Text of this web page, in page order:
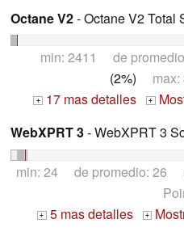
Octane V2- Octane V2 Total
min: 2411 de
(2%) max:
+ 17 mas detalles +
WebXPRT 3- WebXPRT 3
min: 24 de promedio: 26
+ 5 mas detalles +